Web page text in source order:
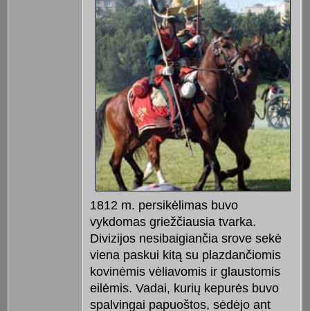
1812 m. persikėlimas buvo
vykdomas griežčiausia tvarka.
Divizijos nesibaigiančia srove sekė
viena paskui kitą su plazdančiomis
kovinėmis vėliavomis ir glaustomis
eilėmis. Vadai, kurių kepurės buvo
spalvingai papuoštos, sėdėjo ant